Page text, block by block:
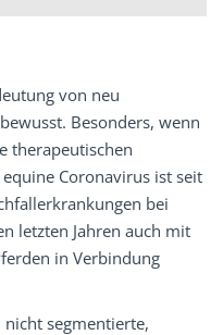
von neu
Besonders, wenn
therapeutischen
Coronavirus ist seit
bei
letzten Jahren auch mit
in Verbindung
segmentierte,